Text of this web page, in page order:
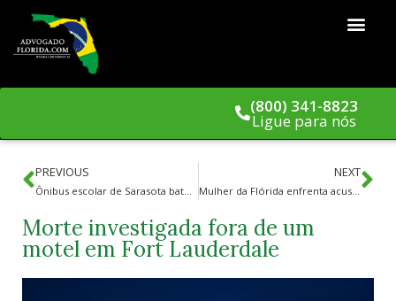
(800) 341-8823
Ligue para nós
PREVIOUS NEXT
Mulher da Flórida enfrenta acusações por supostamente instruir criança a assassinar bebê por meio de mensagem no Roblox
Morte investigada fora de um
motel em Fort Lauderdale